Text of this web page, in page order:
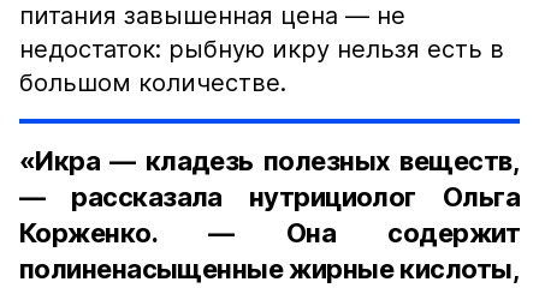
питания завышенная цена — не
недостаток: рыбную икру нельзя есть в
большом количестве.
«Икра — кладезь полезных веществ,
— рассказала нутрициолог Ольга
Корженко. — Она содержит
полиненасыщенные жирные кислоты,